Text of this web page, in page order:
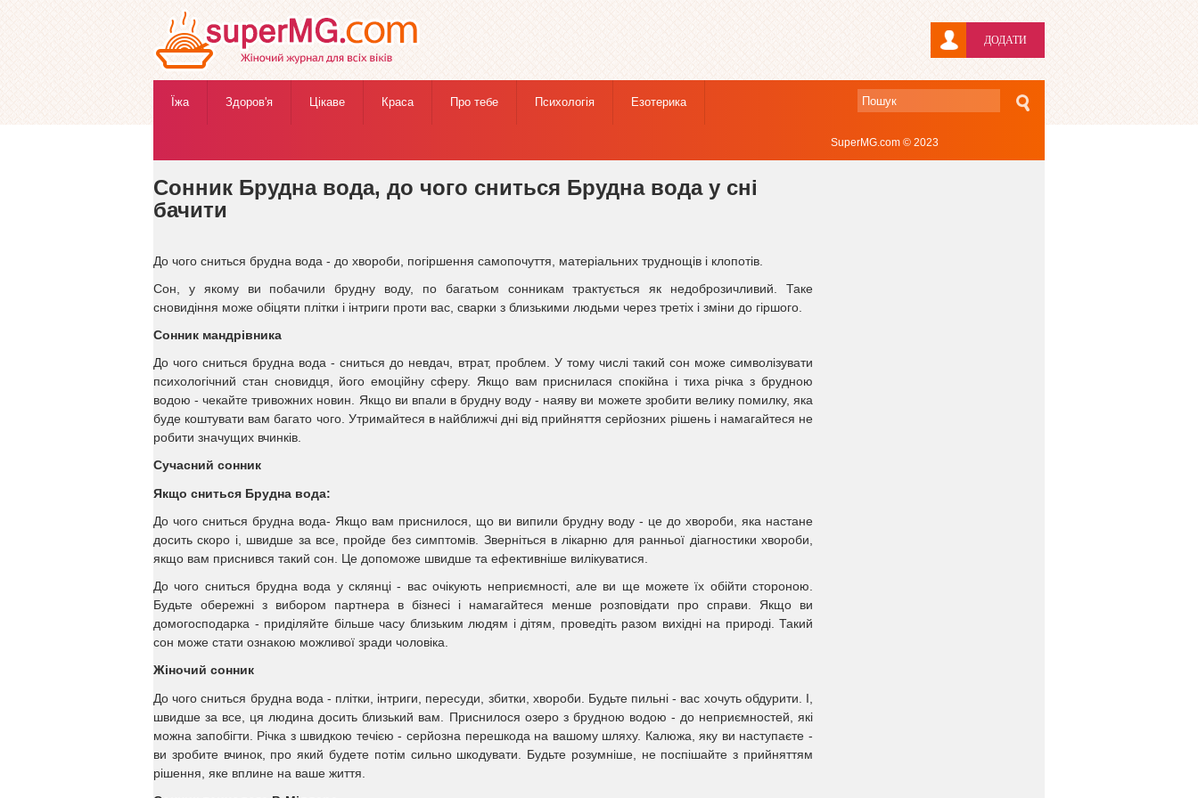
ДОДАТИ
Їжа Здоров'я Цікаве Краса Про тебе Психологія Езотерика
Сонник Брудна вода, до чого сниться Брудна вода у сні
бачити
До чого сниться брудна вода - до хвороби, погіршення самопочуття, матеріальних труднощів і клопотів.
Сон, у якому ви побачили брудну воду, по багатьом сонникам трактується як недоброзичливий. Таке
сновидіння може обіцяти плітки і інтриги проти вас, сварки з близькими людьми через третіх і зміни до гіршого.
Сонник мандрівника
До чого сниться брудна вода - сниться до невдач, втрат, проблем. У тому числі такий сон може символізувати
психологічний стан сновидця, його емоційну сферу. Якщо вам приснилася спокійна і тиха річка з брудною
водою - чекайте тривожних новин. Якщо ви впали в брудну воду - наяву ви можете зробити велику помилку, яка
буде коштувати вам багато чого. Утримайтеся в найближчі дні від прийняття серйозних рішень і намагайтеся не
робити значущих вчинків.
Сучасний сонник
Якщо сниться Брудна вода:
До чого сниться брудна вода- Якщо вам приснилося, що ви випили брудну воду - це до хвороби, яка настане
досить скоро і, швидше за все, пройде без симптомів. Зверніться в лікарню для ранньої діагностики хвороби,
якщо вам приснився такий сон. Це допоможе швидше та ефективніше вилікуватися.
До чого сниться брудна вода у склянці - вас очікують неприємності, але ви ще можете їх обійти стороною.
Будьте обережні з вибором партнера в бізнесі і намагайтеся менше розповідати про справи. Якщо ви
домогосподарка - приділяйте більше часу близьким людям і дітям, проведіть разом вихідні на природі. Такий
сон може стати ознакою можливої зради чоловіка.
Жіночий сонник
До чого сниться брудна вода - плітки, інтриги, пересуди, збитки, хвороби. Будьте пильні - вас хочуть обдурити. І,
швидше за все, ця людина досить близький вам. Приснилося озеро з брудною водою - до неприємностей, які
можна запобігти. Річка з швидкою течією - серйозна перешкода на вашому шляху. Калюжа, яку ви наступаєте -
ви зробите вчинок, про який будете потім сильно шкодувати. Будьте розумніше, не поспішайте з прийняттям
рішення, яке вплине на ваше життя.
SuperMG.com © 2023